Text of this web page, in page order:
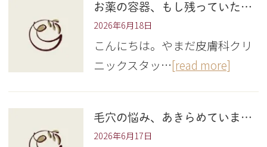
お薬の容器、もし残っていたら…ご協力をお願いします
2026年6月18日
こんにちは。やまだ皮膚科クリ
ニックスタッ…[read more]
毛穴の悩み、あきらめていませんか？
2026年6月17日